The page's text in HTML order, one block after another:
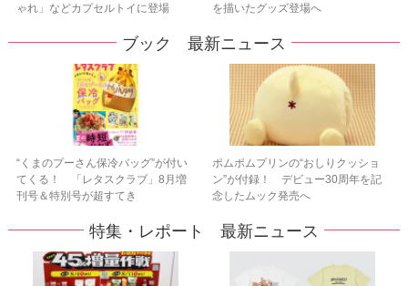
ゃれ」などカプセルトイに登場
を描いたグッズ登場へ
ブック 最新ニュース
“くまのプーさん保冷バッグ”が付い
てくる！ 「レタスクラブ」8月増
刊号＆特別号が超すてき
ポムポムプリンの“おしりクッショ
ン”が付録！ デビュー30周年を記
念したムック発売へ
特集・レポート 最新ニュース